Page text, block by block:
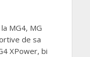
MG4, MG
de sa
XPower, bi